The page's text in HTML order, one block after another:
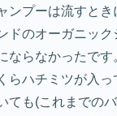
ンプーは流すとき
ドのオーガニッ
ならなかったです
らハチミツが入っ
ても(これまでの